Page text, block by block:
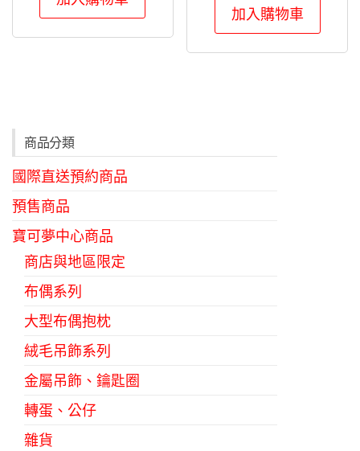
加入購物車
商品分類
國際直送預約商品
預售商品
寶可夢中心商品
商店與地區限定
布偶系列
大型布偶抱枕
絨毛吊飾系列
金屬吊飾、鑰匙圈
轉蛋、公仔
雜貨